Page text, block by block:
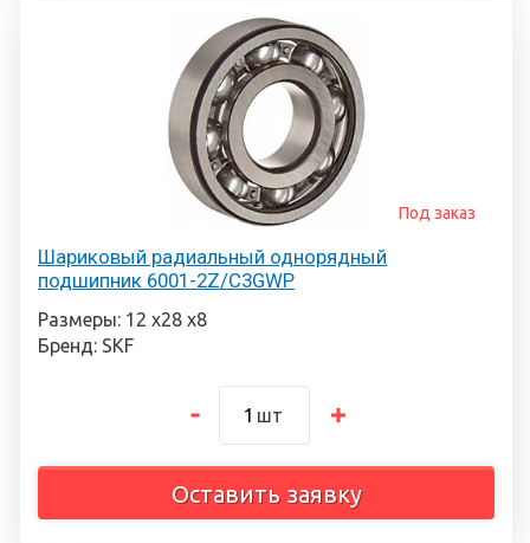
Шариковый радиальный однорядный
подшипник 6001-2Z/C3GWP
Под заказ
Размеры: 12 х28 х8
Бренд: SKF
шт
Оставить заявку